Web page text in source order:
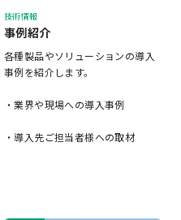
技術情報
事例紹介
各種製品やソリューションの導入
事例を紹介します。
・業界や現場への導入事例
・導入先ご担当者様への取材